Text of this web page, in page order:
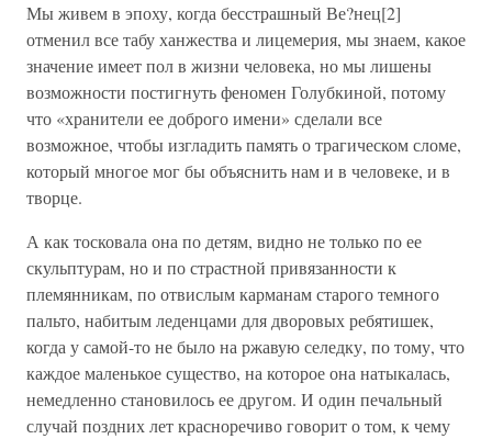
Мы живем в эпоху, когда бесстрашный Ве?нец[2]
отменил все табу ханжества и лицемерия, мы знаем, какое
значение имеет пол в жизни человека, но мы лишены
возможности постигнуть феномен Голубкиной, потому
что «хранители ее доброго имени» сделали все
возможное, чтобы изгладить память о трагическом сломе,
который многое мог бы объяснить нам и в человеке, и в
творце.
А как тосковала она по детям, видно не только по ее
скульптурам, но и по страстной привязанности к
племянникам, по отвислым карманам старого темного
пальто, набитым леденцами для дворовых ребятишек,
когда у самой-то не было на ржавую селедку, по тому, что
каждое маленькое существо, на которое она натыкалась,
немедленно становилось ее другом. И один печальный
случай поздних лет красноречиво говорит о том, к чему